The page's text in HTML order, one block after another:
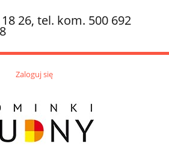
26, tel. kom. 500 692
Zaloguj się